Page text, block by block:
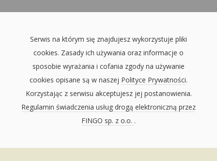
Serwis na którym się znajdujesz wykorzystuje pliki
cookies. Zasady ich używania oraz informacje o
sposobie wyrażania i cofania zgody na używanie
cookies opisane są w naszej Polityce Prywatności.
Korzystając z serwisu akceptujesz jej postanowienia.
Regulamin świadczenia usług drogą elektroniczną przez
FINGO sp. z o.o. .